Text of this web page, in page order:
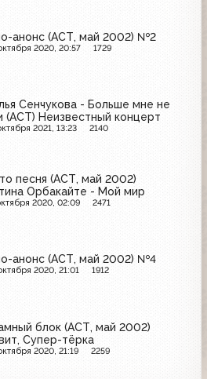
анонс (АСТ, май 2002) №2
2020, 20:57 1729
Сенчукова - Больше мне не
(АСТ) Неизвестный концерт
2021, 13:23 2140
песня (АСТ, май 2002)
Орбакайте - Мой мир
2020, 02:09 2471
анонс (АСТ, май 2002) №4
2020, 21:01 1912
блок (АСТ, май 2002)
Супер-тёрка
2020, 21:19 2259